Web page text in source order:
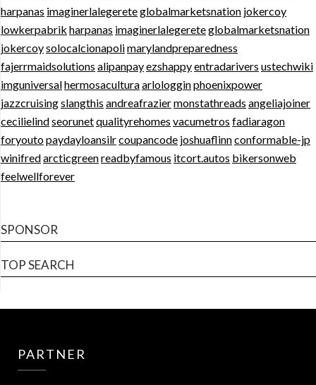
harpanas imaginerlalegereteglobalmarketsnation jokercoy
lowkerpabrik harpanas imaginerlalegereteglobalmarketsnation
jokercoysolocalcionapolimarylandpreparedness
fajerrmaidsolutions alipanpayezshappyentradarivers ustechwiki
imguniversalhermosaculturaarlologginphoenixpower
jazzcruisingslangthis andreafraziermonstathreads angeliajoiner
cecilielindseorunetqualityrehomes vacumetros fadiaragon
foryoutopaydayloansilrcoupancode joshuaflinnconformable-jp
winifredarcticgreenreadbyfamous itcort.autos bikersonweb
feelwellforever
SPONSOR
TOP SEARCH
PARTNER